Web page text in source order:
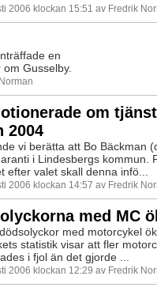
2006 klockan 15:51 av Fredrik
en
Gusselby.
om
2004
vi berätta att Bo Bäckman
i Lindesbergs kommun.
efter valet skall denna infö...
2006 klockan 14:57 av Fredrik
med MC
med motorcykel
statistik visar att fler
i fjol än det gjorde ...
2006 klockan 12:29 av Fredrik